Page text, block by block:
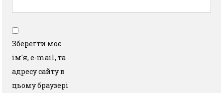
Зберегти моє
ім'я, e-mail, та
адресу сайту в
цьому браузері